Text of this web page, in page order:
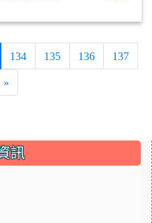
134 135 136 137
»
訊